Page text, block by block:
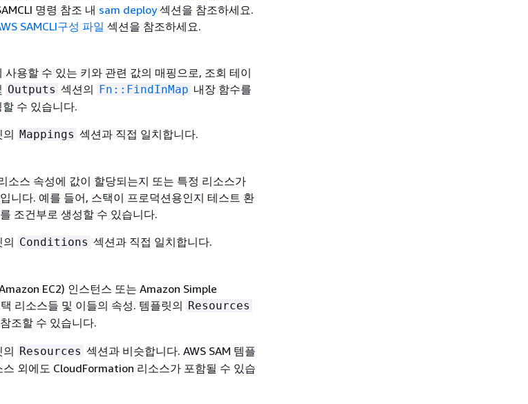
명령 참조 내 sam deploy섹션을 참조하세요.
SAMCLI구성 파일 섹션을 참조하세요.
용할 수 있는 키와 관련 값의 매핑으로, 조회 테이
Outputs 섹션의 Fn::FindInMap 내장 함수를
수 있습니다.
Mappings 섹션과 직접 일치합니다.
소스 속성에 값이 할당되는지 또는 특정 리소스가
니다. 예를 들어, 스택이 프로덕션용인지 테스트 환
조건부로 생성할 수 있습니다.
Conditions 섹션과 직접 일치합니다.
EC2) 인스턴스 또는 Amazon Simple
리소스들 및 이들의 속성. 템플릿의 Resources
조할 수 있습니다.
Resources 섹션과 비슷합니다. AWS SAM 템플
스 외에도 CloudFormation 리소스가 포함될 수 있습